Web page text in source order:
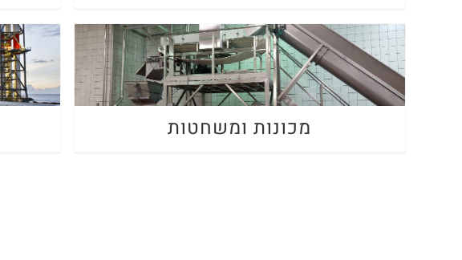
מכונות ומשחטות